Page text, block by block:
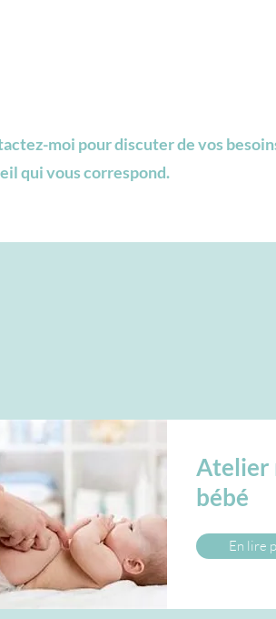
moi pour discuter de vos
qui vous correspond.
Atelier
bébé
En lire